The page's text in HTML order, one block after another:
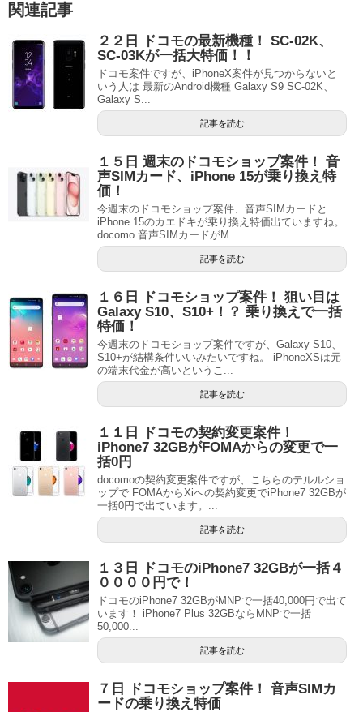
関連記事
２２日 ドコモの最新機種！ SC-02K、
SC-03Kが一括大特価！！
ドコモ案件ですが、iPhoneX案件が見つからないと
いう人は 最新のAndroid機種 Galaxy S9 SC-02K、
Galaxy S...
記事を読む
１５日 週末のドコモショップ案件！ 音
声SIMカード、iPhone 15が乗り換え特
価！
今週末のドコモショップ案件、音声SIMカードと
iPhone 15のカエドキが乗り換え特価出ていますね。
docomo 音声SIMカードがM...
記事を読む
１６日 ドコモショップ案件！ 狙い目は
Galaxy S10、S10+！？ 乗り換えで一括
特価！
今週末のドコモショップ案件ですが、Galaxy S10、
S10+が結構条件いいみたいですね。 iPhoneXSは元
の端末代金が高いというこ...
記事を読む
１１日 ドコモの契約変更案件！
iPhone7 32GBがFOMAからの変更で一
括0円
docomoの契約変更案件ですが、こちらのテルルショ
ップで FOMAからXiへの契約変更でiPhone7 32GBが
一括0円で出ています。...
記事を読む
１３日 ドコモのiPhone7 32GBが一括４
００００円で！
ドコモのiPhone7 32GBがMNPで一括40,000円で出て
います！ iPhone7 Plus 32GBならMNPで一括
50,000...
記事を読む
７日 ドコモショップ案件！ 音声SIMカ
ードの乗り換え特価